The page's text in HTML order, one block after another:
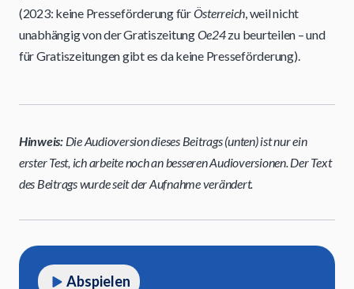
(2023: keine Presseförderung fürÖsterreich, weil nicht
unabhängig von der GratiszeitungOe24zu beurteilen – und
für Gratiszeitungen gibt es da keine Presseförderung).
Hinweis: Die Audioversion dieses Beitrags (unten) ist nur ein
erster Test, ich arbeite noch an besseren Audioversionen. Der Text
des Beitrags wurde seit der Aufnahme verändert.
Abspielen